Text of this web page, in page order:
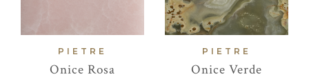
PIETRE
Onice Rosa
PIETRE
Onice Verde